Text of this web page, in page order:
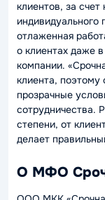
клиентов, за
индивидуального
отлаженная
о клиентах даже
компании.
клиента, поэтому
прозрачные
сотрудничества.
степени, от
делает
О МФО